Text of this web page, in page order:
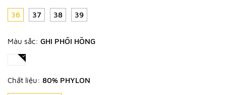
36 37 38 39
Màu sắc: GHI PHỐI HỒNG
Chất liệu: 80% PHYLON